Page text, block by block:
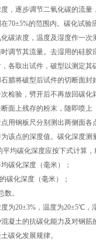
，逐步调节二氧化碳的流
70±5%的范围内。碳化试验
浓度，温度及湿度作一次
调节其流量。去湿用的硅胶
取出试件，破型以测定其
腊将破型后试件的切断面
检验，劈开后不再放回碳化
上残存的粉末，随即喷上
用钢板尺分别测出两侧面
该点的深度值。碳化深度测
均碳化深度应按下式计
化深度（毫米）；
深度（毫米）；
。
20±3%，温度为20±5℃，
凝土的抗碳化能力及对钢
碳化发展规律。